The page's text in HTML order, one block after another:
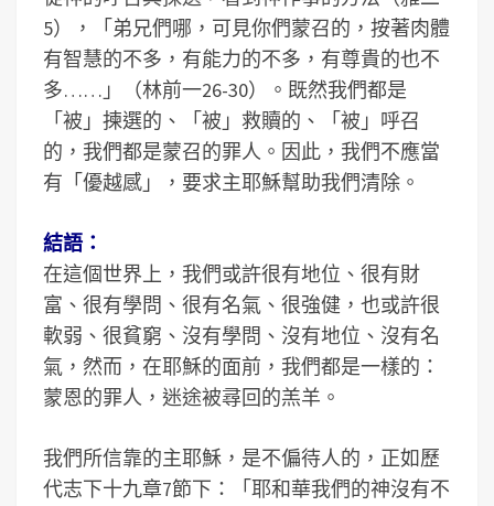
5），「弟兄們哪，可見你們蒙召的，按著肉體
有智慧的不多，有能力的不多，有尊貴的也不
多……」（林前一26-30）。既然我們都是
「被」揀選的、「被」救贖的、「被」呼召
的，我們都是蒙召的罪人。因此，我們不應當
有「優越感」，要求主耶穌幫助我們清除。
結語：
在這個世界上，我們或許很有地位、很有財
富、很有學問、很有名氣、很強健，也或許很
軟弱、很貧窮、沒有學問、沒有地位、沒有名
氣，然而，在耶穌的面前，我們都是一樣的：
蒙恩的罪人，迷途被尋回的羔羊。
我們所信靠的主耶穌，是不偏待人的，正如歷
代志下十九章7節下：「耶和華我們的神沒有不